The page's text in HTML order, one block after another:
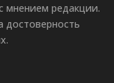
мнением редакции.
достоверность